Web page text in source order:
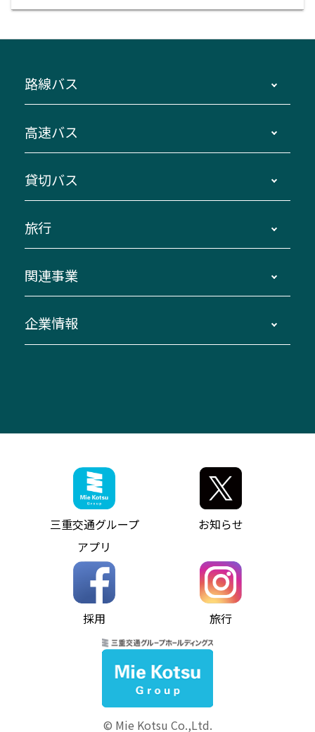
路線バス
主要停留所案内図・時刻表
路線バスのご利用方法
三重交通接近情報バスロケーションシステム
迂回・休止について
臨時バスについて
伊勢二見鳥羽周遊バスCANばす
「みえブルーライン」（三重大学病院直通バ
神都ライナー
ミジュマルのラッピングバス（鈴鹿管内）
参宮バス
神都バス
パールシャトル
バス情報の見える化
コミュニティバス
バス・タクシー交通広告
異常事態発生時のお願い
高速バス
南紀・VISON～横浜・東京・埼玉
伊賀～名古屋
南紀～VISON～名古屋
桑名・長島温泉・金城ふ頭駅～中部国際空港
（休止中）
お客様駐車場のご案内
アイコンの説明
インターネット予約
よくあるご質問
お問い合わせ
貸切バス
貸切バスのご利用について
お問い合わせ
旅行
貸切バス団体旅行
美し国周遊ばす
関連事業
自家用自動車車両運行管理
ザ・バスコレクション三重交通バスセット
三重交通公式グッズ
企業情報
ファンコーナー
お問い合わせ
お知らせ・最新情報一覧
ニュースリリース
お問い合わせ
個人情報保護方針
ソーシャルメディア運用ポリシー
ホームページのご利用にあたって
Notes for Using this Website
サイトマップ
三重交通グループ
アプリ
お知らせ
採用 旅行
© Mie Kotsu Co.,Ltd.